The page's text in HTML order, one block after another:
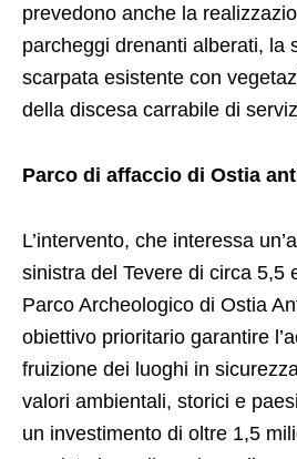
prevedono anche la
parcheggi drenanti alberati, la
scarpata esistente con
della discesa carrabile di
Parco di affaccio di Ostia
L’intervento, che interessa
sinistra del Tevere di circa 5,5
Parco Archeologico di Ostia
obiettivo prioritario garantire
fruizione dei luoghi in
valori ambientali, storici e
un investimento di oltre 1,5